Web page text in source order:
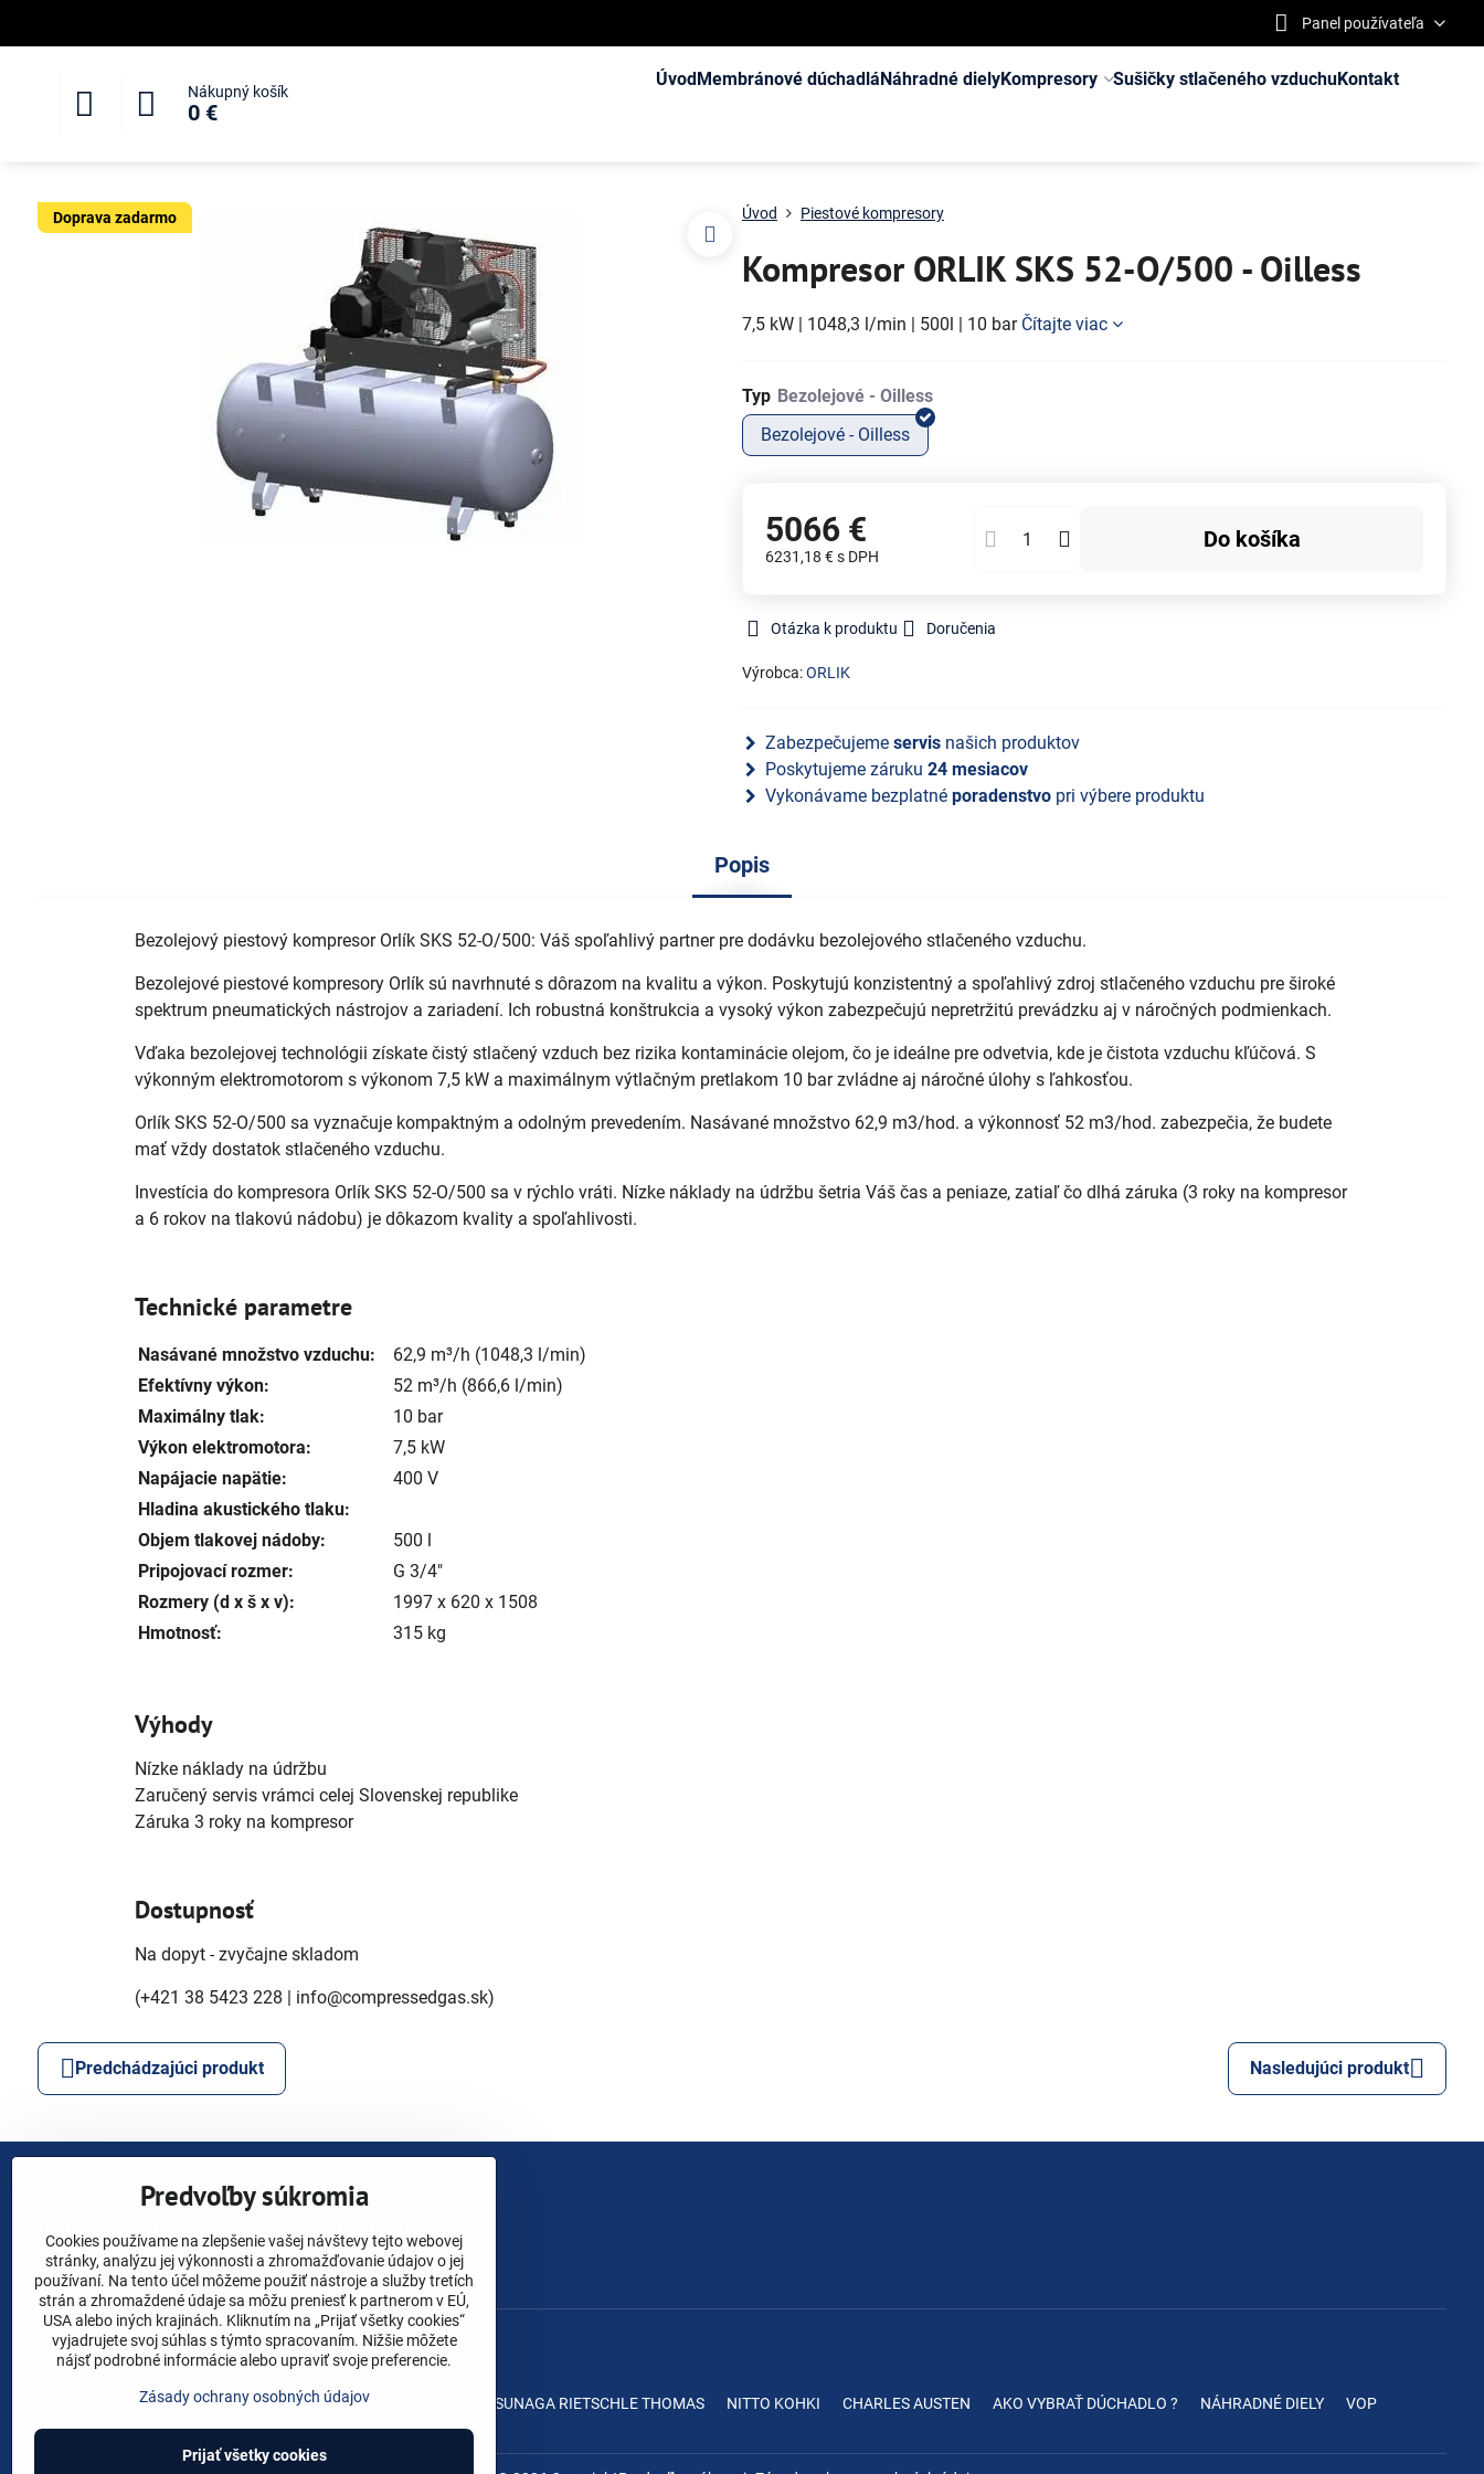
Panel používateľa
Nákupný košík
0 €
ÚvodMembránové dúchadláNáhradné dielyKompresory Sušičky stlačeného vzduchuKontakt
Doprava zadarmo Úvod Piestové kompresory
Kompresor ORLIK SKS 52-O/500 - Oilless
7,5 kW | 1048,3 l/min | 500l | 10 bar Čítajte viac
Typ
Bezolejové - Oilless
5066 €
6231,18 €s DPH
Do košíka
Otázka k produktu Doručenia
Výrobca:ORLIK
Zabezpečujeme servisnašich produktov
Poskytujeme záruku 24 mesiacov
Vykonávame bezplatné poradenstvopri výbere produktu
Popis
Bezolejový piestový kompresor Orlík SKS 52-O/500: Váš spoľahlivý partner pre dodávku bezolejového stlačeného vzduchu.
Bezolejové piestové kompresory Orlík sú navrhnuté s dôrazom na kvalitu a výkon. Poskytujú konzistentný a spoľahlivý zdroj stlačeného vzduchu pre široké
spektrum pneumatických nástrojov a zariadení. Ich robustná konštrukcia a vysoký výkon zabezpečujú nepretržitú prevádzku aj v náročných podmienkach.
Vďaka bezolejovej technológii získate čistý stlačený vzduch bez rizika kontaminácie olejom, čo je ideálne pre odvetvia, kde je čistota vzduchu kľúčová. S
výkonným elektromotorom s výkonom 7,5 kW a maximálnym výtlačným pretlakom 10 bar zvládne aj náročné úlohy s ľahkosťou.
Orlík SKS 52-O/500 sa vyznačuje kompaktným a odolným prevedením. Nasávané množstvo 62,9 m3/hod. a výkonnosť 52 m3/hod. zabezpečia, že budete
mať vždy dostatok stlačeného vzduchu.
Investícia do kompresora Orlík SKS 52-O/500 sa v rýchlo vráti. Nízke náklady na údržbu šetria Váš čas a peniaze, zatiaľ čo dlhá záruka (3 roky na kompresor
a 6 rokov na tlakovú nádobu) je dôkazom kvality a spoľahlivosti.
Technické parametre
Nasávané množstvo vzduchu:
62,9 m³/h (1048,3 l/min)
Efektívny výkon:
52 m³/h (866,6 l/min)
Maximálny tlak:
10 bar
Výkon elektromotora:
7,5 kW
Napájacie napätie:
400 V
Hladina akustického tlaku:
Objem tlakovej nádoby:
500 l
Pripojovací rozmer:
G 3/4"
Rozmery (d x š x v):
1997 x 620 x 1508
Hmotnosť:
315 kg
Výhody
Nízke náklady na údržbu
Zaručený servis vrámci celej Slovenskej republike
Záruka 3 roky na kompresor
Dostupnosť
Na dopyt - zvyčajne skladom
(+421 38 5423 228 | info@compressedgas.sk)
Predchádzajúci produkt Nasledujúci produkt
Facebook YouTube Instagram Linkedin X
ESOAIR ENVIRO ALITA SECOH AIRMAC YASUNAGA RIETSCHLE THOMAS NITTO KOHKI CHARLES AUSTEN AKO VYBRAŤ DÚCHADLO ? NÁHRADNÉ DIELY VOP
Predvoľby súkromia
Cookies používame na zlepšenie vašej návštevy tejto webovej
stránky, analýzu jej výkonnosti a zhromažďovanie údajov o jej
používaní. Na tento účel môžeme použiť nástroje a služby tretích
strán a zhromaždené údaje sa môžu preniesť k partnerom v EÚ,
USA alebo iných krajinách. Kliknutím na „Prijať všetky cookies“
vyjadrujete svoj súhlas s týmto spracovaním. Nižšie môžete
nájsť podrobné informácie alebo upraviť svoje preferencie.
Zásady ochrany osobných údajov
Prijať všetky cookies